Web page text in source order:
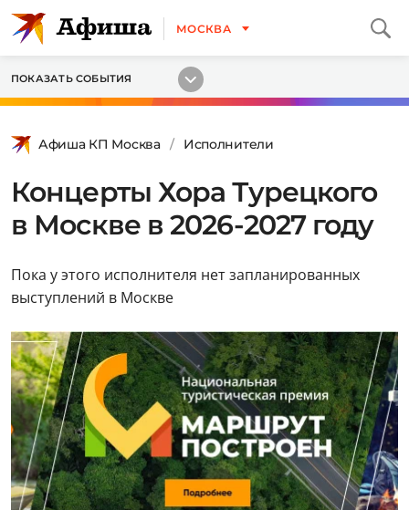
МОСКВА
ПОКАЗАТЬ СОБЫТИЯ
Афиша КП Москва Исполнители
Концерты Хора Турецкого
в Москве в 2026-2027 году
Пока у этого исполнителя нет запланированных
выступлений в Москве